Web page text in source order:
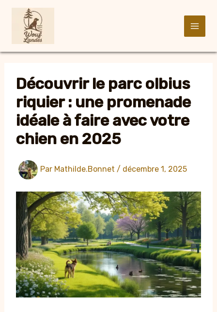
Aller
contenuDécouvrir le parc olbius
riquier : une promenade
idéale à faire avec votre
chien en 2025
Par Mathilde.Bonnet / décembre 1, 2025